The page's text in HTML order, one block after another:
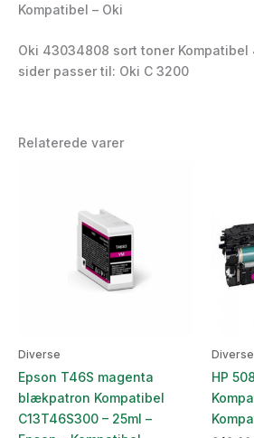
Kompatibel – Oki
Oki 43034808 sort toner Kompatibel
sider passer til: Oki C 3200
Relaterede varer
Diverse
Epson T46S magenta
blækpatron Kompatibel
C13T46S300 – 25ml –
Diverse
HP